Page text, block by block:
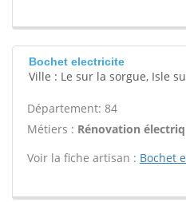
Bochet electricite
Ville : Le sur la sorgue, Isle
Département: 84
Métiers : Rénovation
Voir la fiche artisan : Bochet